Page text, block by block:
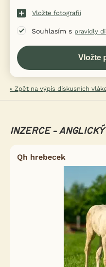
Vložte fotografii
Souhlasím s pravidly
« Zpět na výpis diskusních
INZERCE -
Qh hrebecek